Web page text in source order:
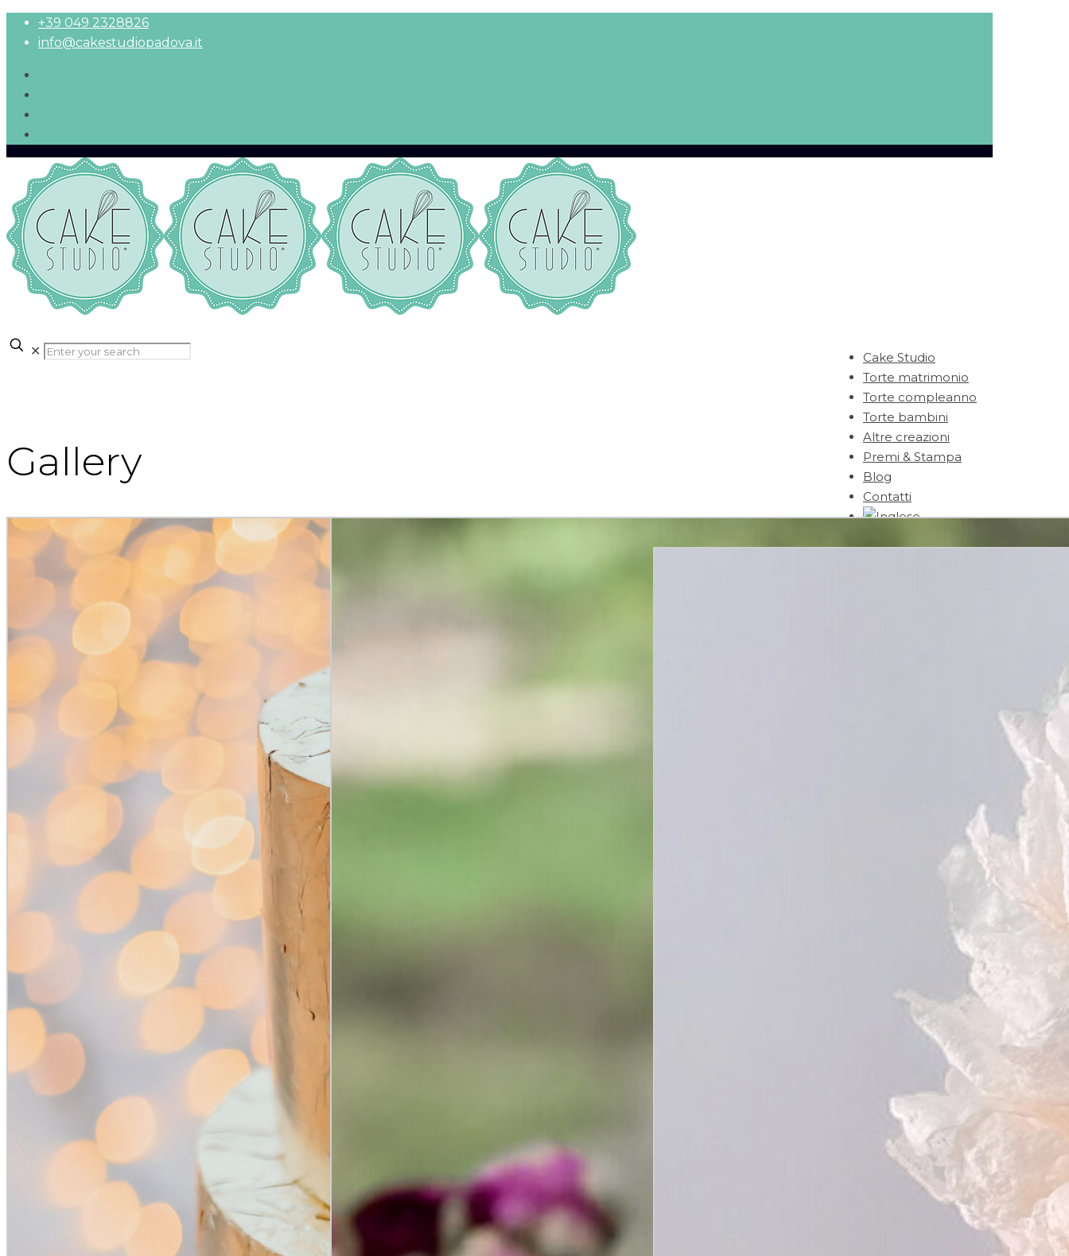
+39 049 2328826
info@cakestudiopadova.it
Cake Studio
Torte matrimonio
Torte compleanno
Torte bambini
Altre creazioni
Premi & Stampa
Blog
Contatti
✕
Gallery